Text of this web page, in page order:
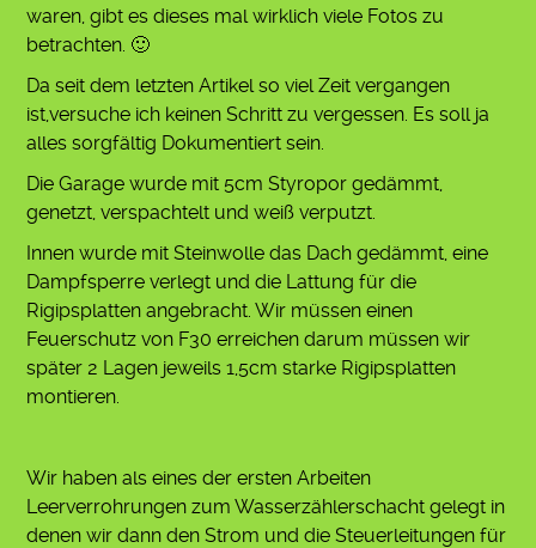
waren, gibt es dieses mal wirklich viele Fotos zu
betrachten. 🙂
Da seit dem letzten Artikel so viel Zeit vergangen
ist,versuche ich keinen Schritt zu vergessen. Es soll ja
alles sorgfältig Dokumentiert sein.
Die Garage wurde mit 5cm Styropor gedämmt,
genetzt, verspachtelt und weiß verputzt.
Innen wurde mit Steinwolle das Dach gedämmt, eine
Dampfsperre verlegt und die Lattung für die
Rigipsplatten angebracht. Wir müssen einen
Feuerschutz von F30 erreichen darum müssen wir
später 2 Lagen jeweils 1,5cm starke Rigipsplatten
montieren.
Wir haben als eines der ersten Arbeiten
Leerverrohrungen zum Wasserzählerschacht gelegt in
denen wir dann den Strom und die Steuerleitungen für